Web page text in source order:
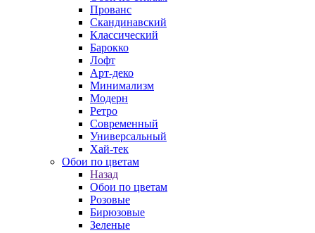
Прованс
Скандинавский
Классический
Барокко
Лофт
Арт-деко
Минимализм
Модерн
Ретро
Современный
Универсальный
Хай-тек
Обои по цветам
Назад
Обои по цветам
Розовые
Бирюзовые
Зеленые